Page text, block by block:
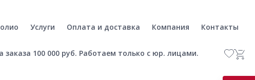
Услуги Оплата и доставка Компания Контакты
заказа 100 000 руб. Работаем только с юр. лицами.